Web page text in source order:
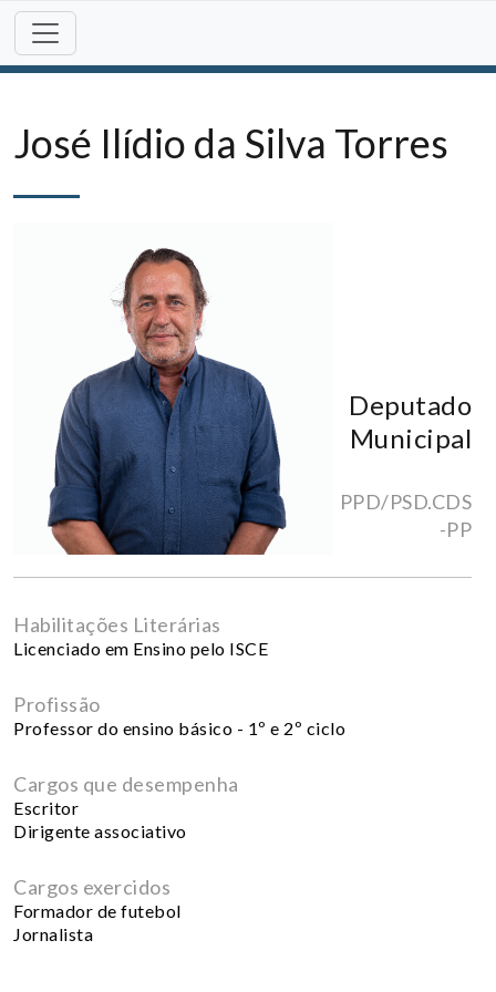
Skip
content
José Ilídio da Silva Torres
Deputado
Municipal
PPD/PSD.CDS
-PP
Habilitações Literárias
Licenciado em Ensino pelo ISCE
Profissão
Professor do ensino básico - 1º e 2º ciclo
Cargos que desempenha
Escritor
Dirigente associativo
Cargos exercidos
Formador de futebol
Jornalista